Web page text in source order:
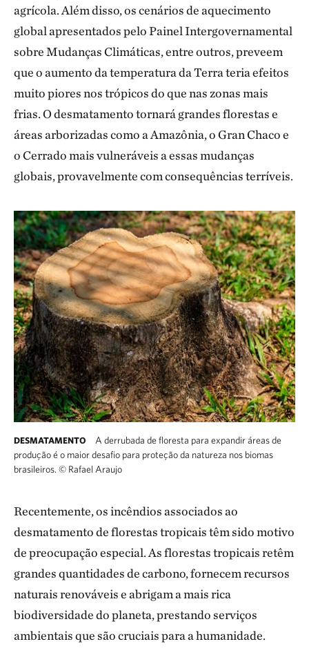
agrícola. Além disso, os cenários de aquecimento
global apresentados pelo Painel Intergovernamental
sobre Mudanças Climáticas, entre outros, preveem
que o aumento da temperatura da Terra teria efeitos
muito piores nos trópicos do que nas zonas mais
frias. O desmatamento tornará grandes florestas e
áreas arborizadas como a Amazônia, o Gran Chaco e
o Cerrado mais vulneráveis a essas mudanças
globais, provavelmente com consequências terríveis.
DESMATAMENTO
A derrubada de floresta para expandir áreas de
produção é o maior desafio para proteção da natureza nos biomas
brasileiros. © Rafael Araujo
Recentemente, os incêndios associados ao
desmatamento de florestas tropicais têm sido motivo
de preocupação especial. As florestas tropicais retêm
grandes quantidades de carbono, fornecem recursos
naturais renováveis e abrigam a mais rica
biodiversidade do planeta, prestando serviços
ambientais que são cruciais para a humanidade.